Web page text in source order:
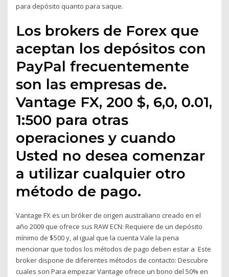
para depósito quanto para saque.
Los brokers de Forex que
aceptan los depósitos con
PayPal frecuentemente
son las empresas de.
Vantage FX, 200 $, 6,0, 0.01,
1:500 para otras
operaciones y cuando
Usted no desea comenzar
a utilizar cualquier otro
método de pago.
Vantage FX es un bróker de origen australiano creado en el
año 2009 que ofrece sus RAW ECN: Requiere de un depósito
mínimo de $500 y, al igual que la cuenta Vale la pena
mencionar que todos los métodos de pago deben estar a Este
broker dispone de diferentes métodos de contacto: Descubre
cuales son Para empezar Vantage ofrece un bono del 50% en